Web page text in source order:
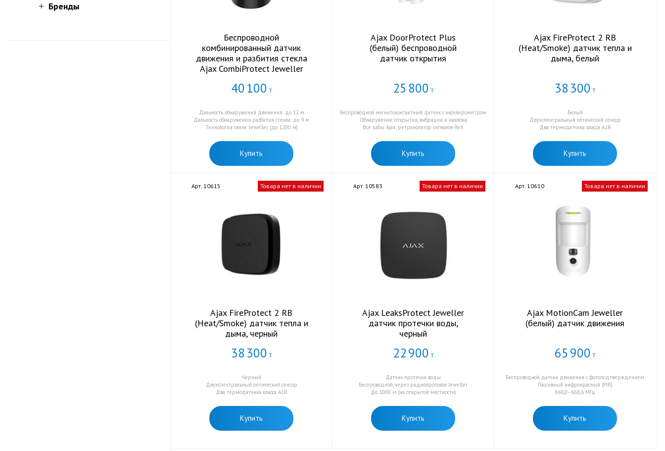
Бренды
Беспроводной
комбинированный датчик
движения и разбития стекла
Ajax CombiProtect Jeweller
40 100 Т
Дальность обнаружения движения: до 12 м
Дальность обнаружения разбития стекла: до 9 м
Технология связи: Jeweller (до 1200 м)
Купить
Ajax DoorProtect Plus
(белый) беспроводной
датчик открытия
25 800 Т
Беспроводной магнитоконтактный датчик с акселерометром
Обнаружение открытия, вибрации и наклона
Все хабы Ajax, ретранслятор сигналов ReX
Купить
Ajax FireProtect 2 RB
(Heat/Smoke) датчик тепла и
дыма, белый
38 300 Т
Белый
Двухспектральный оптический сенсор
Два термодатчика класса A1R
Купить
Арт. 10615 Товара нет в наличии
Ajax FireProtect 2 RB
(Heat/Smoke) датчик тепла и
дыма, черный
38 300 Т
Черный
Двухспектральный оптический сенсор
Два термодатчика класса A1R
Купить
Арт. 10583 Товара нет в наличии
Ajax LeaksProtect Jeweller
датчик протечки воды,
черный
22900 Т
Датчик протечки воды
Беспроводной, через радиопротокол Jeweller
До 1000 м (на открытой местности)
Купить
Арт. 10610 Товара нет в наличии
Ajax MotionCam Jeweller
(белый) датчик движения
65 900 Т
Беспроводной датчик движения с фотоподтверждением
Пассивный инфракрасный (PIR)
868,0–868,6 МГц
Купить